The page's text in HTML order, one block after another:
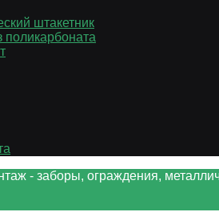
штакетник
поликарбоната
- заборы, ограждения,